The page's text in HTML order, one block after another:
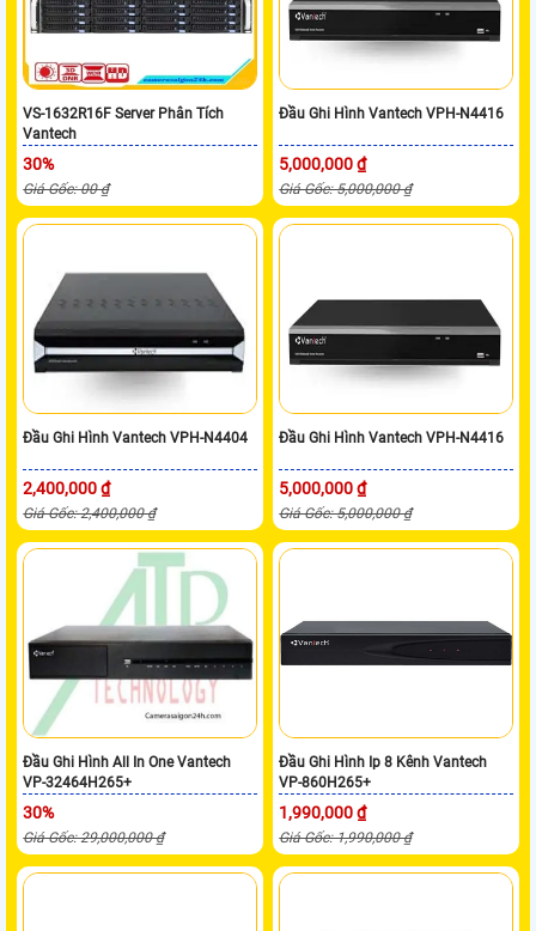
VS-1632R16F Server Phân Tích
Vantech
30%
Giá Gốc: 00 ₫
Đầu Ghi Hình Vantech VPH-N4416
5,000,000 ₫
Giá Gốc: 5,000,000 ₫
Đầu Ghi Hình Vantech VPH-N4404
2,400,000 ₫
Giá Gốc: 2,400,000 ₫
Đầu Ghi Hình Vantech VPH-N4416
5,000,000 ₫
Giá Gốc: 5,000,000 ₫
Đầu Ghi Hình All In One Vantech
VP-32464H265+
30%
Giá Gốc: 29,000,000 ₫
Đầu Ghi Hình Ip 8 Kênh Vantech
VP-860H265+
1,990,000 ₫
Giá Gốc: 1,990,000 ₫